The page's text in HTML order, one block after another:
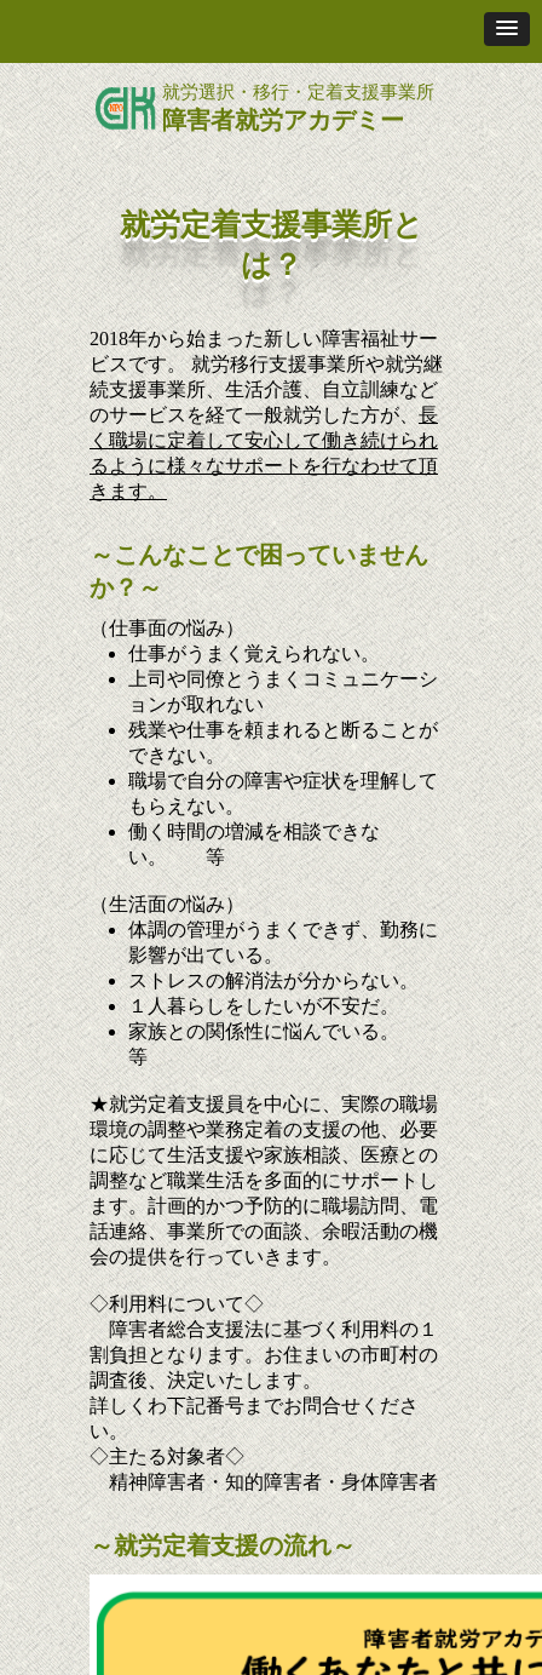
就労選択・移行・定着支援事業所
障害者就労アカデミー
就労定着支援事業所と
は？
2018年から始まった新しい障害福祉サー
ビスです。 就労移行支援事業所や就労継
続支援事業所、生活介護、自立訓練など
のサービスを経て一般就労した方が、長
く職場に定着して安心して働き続けられ
るように様々なサポートを行なわせて頂
きます。
～こんなことで困っていません
か？～
（仕事面の悩み）
仕事がうまく覚えられない。
上司や同僚とうまくコミュニケーシ
ョンが取れない
残業や仕事を頼まれると断ることが
できない。
職場で自分の障害や症状を理解して
もらえない。
働く時間の増減を相談できな
い。 等
（生活面の悩み）
体調の管理がうまくできず、勤務に
影響が出ている。
ストレスの解消法が分からない。
１人暮らしをしたいが不安だ。
家族との関係性に悩んでいる。
等
★就労定着支援員を中心に、実際の職場
環境の調整や業務定着の支援の他、必要
に応じて生活支援や家族相談、医療との
調整など職業生活を多面的にサポートし
ます。計画的かつ予防的に職場訪問、電
話連絡、事業所での面談、余暇活動の機
会の提供を行っていきます。
◇利用料について◇
障害者総合支援法に基づく利用料の１
割負担となります。お住まいの市町村の
調査後、決定いたします。
詳しくわ下記番号までお問合せくださ
い。
◇主たる対象者◇
精神障害者・知的障害者・身体障害者
～就労定着支援の流れ～